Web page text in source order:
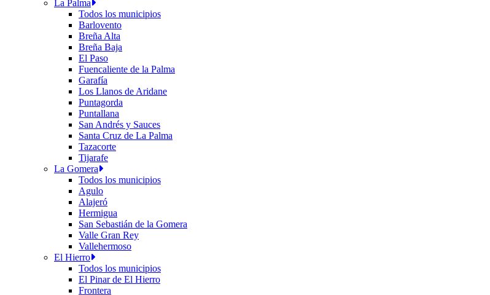
La Palma
Todos los municipios
Barlovento
Breña Alta
Breña Baja
El Paso
Fuencaliente de la Palma
Garafía
Los Llanos de Aridane
Puntagorda
Puntallana
San Andrés y Sauces
Santa Cruz de La Palma
Tazacorte
Tijarafe
La Gomera
Todos los municipios
Agulo
Alajeró
Hermigua
San Sebastián de la Gomera
Valle Gran Rey
Vallehermoso
El Hierro
Todos los municipios
El Pinar de El Hierro
Frontera